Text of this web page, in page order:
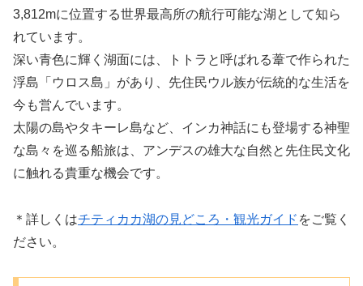
3,812mに位置する世界最高所の航行可能な湖として知ら
れています。
深い青色に輝く湖面には、トトラと呼ばれる葦で作られた
浮島「ウロス島」があり、先住民ウル族が伝統的な生活を
今も営んでいます。
太陽の島やタキーレ島など、インカ神話にも登場する神聖
な島々を巡る船旅は、アンデスの雄大な自然と先住民文化
に触れる貴重な機会です。
＊詳しくはチティカカ湖の見どころ・観光ガイド をご覧く
ださい。